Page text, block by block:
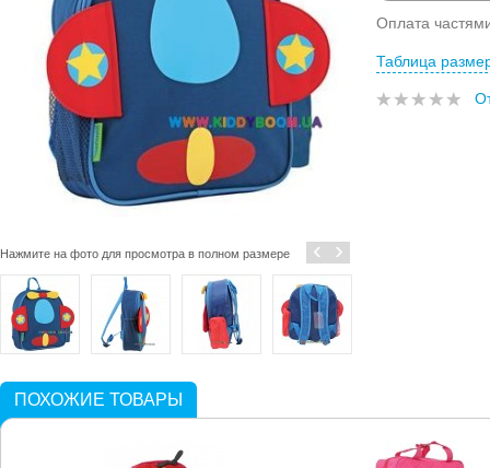
Нажмите на фото для просмотра в полном размере ‹ ›
Оплата
Таблица
ПОХОЖИЕ ТОВАРЫ